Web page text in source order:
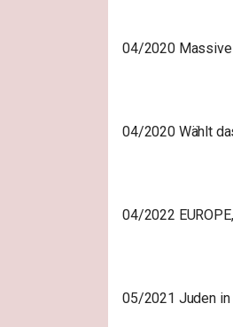
04/2020 Massive
04/2020 Wählt
04/2022
05/2021 Juden in